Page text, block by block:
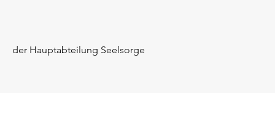
der Hauptabteilung Seelsorge